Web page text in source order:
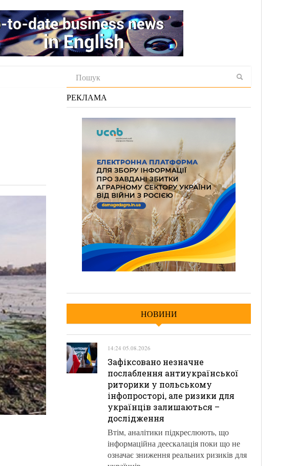
РЕКЛАМА
НОВИНИ
14:24 05.08.2026
Зафіксовано незначне
послаблення антиукраїнської
риторики у польському
інфопросторі, але ризики для
українців залишаються –
дослідження
Втім, аналітики підкреслюють, що
інформаційна деескалація поки що не
означає зниження реальних ризиків для